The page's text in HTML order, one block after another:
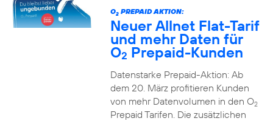
O2PREPAID AKTION:
Neuer Allnet Flat-Tarif
und mehr Daten für
O2 Prepaid-Kunden
Datenstarke Prepaid-Aktion: Ab
dem 20. März profitieren Kunden
von mehr Datenvolumen in den O2
Prepaid Tarifen. Die zusätzlichen